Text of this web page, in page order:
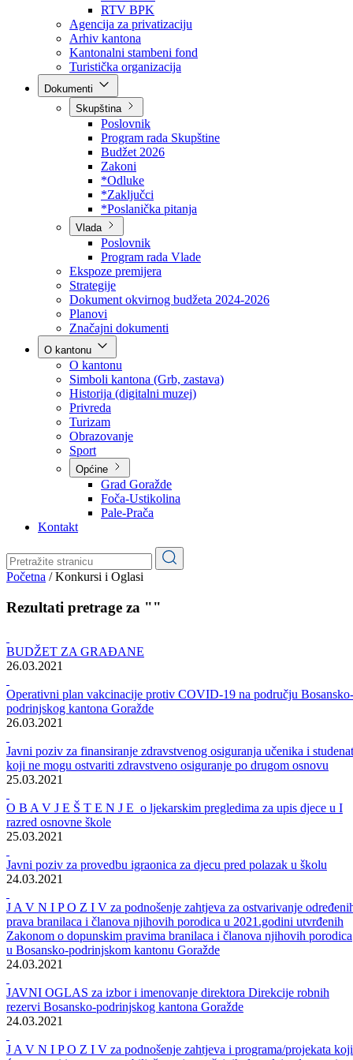
Direkcija za šumarstvo
Javna preduzeća
BPK šume
RTV BPK
Agencija za privatizaciju
Arhiv kantona
Kantonalni stambeni fond
Turistička organizacija
Skupština
Poslovnik
Program rada Skupštine
Budžet 2026
Zakoni
*Odluke
*Zaključci
*Poslanička pitanja
Vlada
Poslovnik
Program rada Vlade
Ekspoze premijera
Strategije
Dokument okvirnog budžeta 2024-2026
Planovi
Značajni dokumenti
O kantonu
O kantonu
Simboli kantona (Grb, zastava)
Historija (digitalni muzej)
Privreda
Turizam
Obrazovanje
Općine
Pale-Prača
Kontakt
Konkursi i Oglasi
Rezultati pretrage za ""